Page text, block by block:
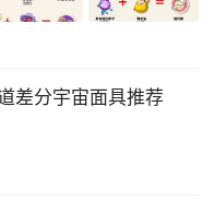
差分宇宙面具推荐